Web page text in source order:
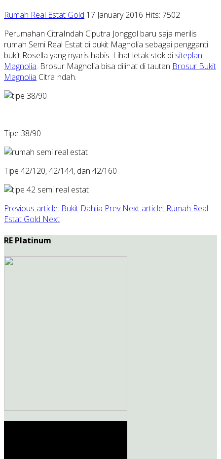
Rumah Real Estat Gold 17 January 2016 Hits: 7502
Perumahan CitraIndah Ciputra Jonggol baru saja merilis
rumah Semi Real Estat di bukit Magnolia sebagai pengganti
bukit Rosella yang nyaris habis. Lihat letak stok di siteplan
Magnolia. Brosur Magnolia bisa dilihat di tautan Brosur Bukit
Magnolia CitraIndah.
Tipe 38/90
Tipe 42/120, 42/144, dan 42/160
Previous article: Bukit Dahlia Prev Next article: Rumah Real
Estat Gold Next
RE Platinum